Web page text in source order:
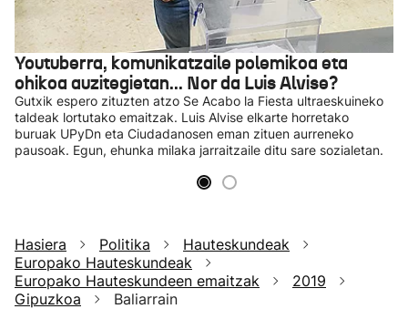
Youtuberra, komunikatzaile polemikoa eta
ohikoa auzitegietan... Nor da Luis Alvise?
Gutxik espero zituzten atzo Se Acabo la Fiesta ultraeskuineko
taldeak lortutako emaitzak. Luis Alvise elkarte horretako
buruak UPyDn eta Ciudadanosen eman zituen aurreneko
pausoak. Egun, ehunka milaka jarraitzaile ditu sare sozialetan.
Hasiera Politika
Hauteskundeak
Europako Hauteskundeak
Europako Hauteskundeen emaitzak
2019
Gipuzkoa
Baliarrain